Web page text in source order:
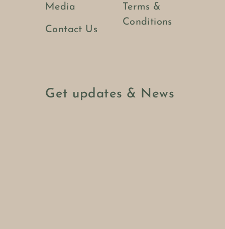
Media
Contact Us
Terms &
Conditions
Get updates & News